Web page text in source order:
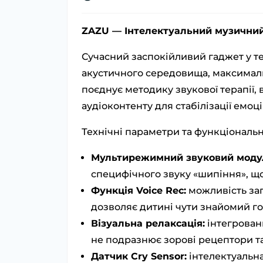
ZAZU — Інтелектуальний
Сучасний заспокійливий гаджет у
акустичного середовища,
поєднує методику звукової
аудіоконтенту для стабілізації
Технічні параметри та
Мультирежимний звуковий
специфічного звуку «шипіння»,
Функція Voice Rec: можливість
дозволяє дитині чути знайомий
Візуальна релаксація:
не подразнює зорові рецептори
Датчик Cry Sensor: